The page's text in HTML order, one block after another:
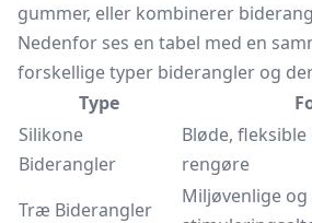
gummer, eller kombinerer
Nedenfor ses en tabel med en
forskellige typer biderangler og
Type
Silikone
Biderangler
Bløde,
rengøre
Træ Biderangler
Miljøvenlige